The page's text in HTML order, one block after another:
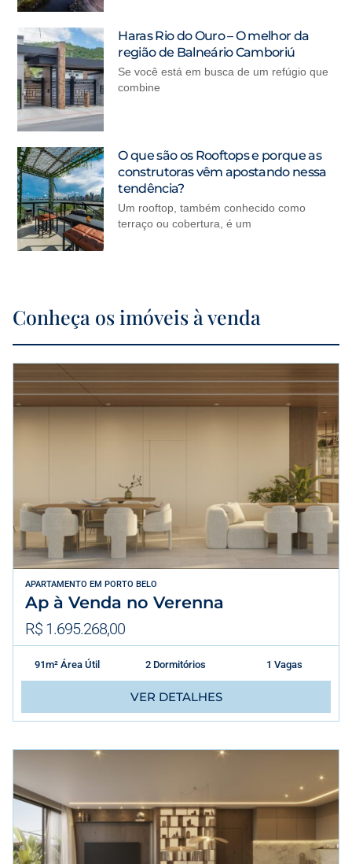
Haras Rio do Ouro – O melhor da
região de Balneário Camboriú
Se você está em busca de um refúgio que
combine
O que são os Rooftops e porque as
construtoras vêm apostando nessa
tendência?
Um rooftop, também conhecido como
terraço ou cobertura, é um
Conheça os imóveis à venda
APARTAMENTO EM PORTO BELO
Ap à Venda no Verenna
R$ 1.695.268,00
91m² Área Útil 2 Dormitórios 1 Vagas
VER DETALHES